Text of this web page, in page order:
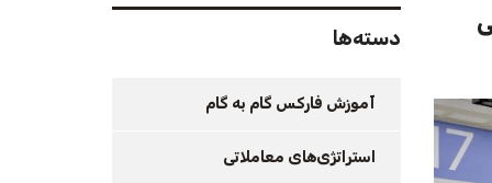
دسته‌ها
آموزش فارکس گام به گام
استراتژی‌های معاملاتی